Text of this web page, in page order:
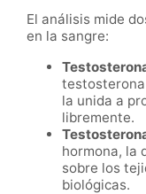
El análisis mide
en la sangre:
la unida a
libremente.
hormona, la
sobre los
biológicas.